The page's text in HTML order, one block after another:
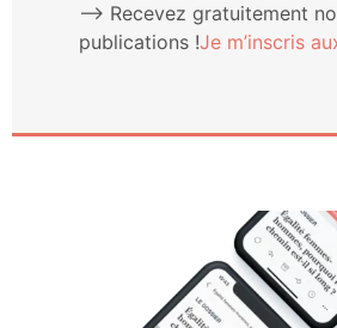
⟶ Rece­vez gra­tui­te­ment
publi­ca­tions !Je m’ins­cris